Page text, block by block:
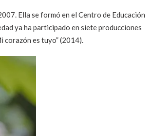
Ella se formó en el Centro de Educación
ya ha participado en siete producciones
corazón es tuyo” (2014).